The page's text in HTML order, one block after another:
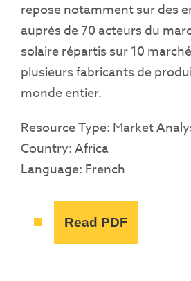
repose notamment sur des
auprès de 70 acteurs du
solaire répartis sur 10
plusieurs fabricants de
monde entier.
Resource Type: Market
Country: Africa
Language: French
Read PDF